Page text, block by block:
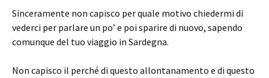
Sinceramente non capisco per quale motivo chiedermi di
vederci per parlare un po’ e poi sparire di nuovo, sapendo
comunque del tuo viaggio in Sardegna.
Non capisco il perché di questo allontanamento e di questo